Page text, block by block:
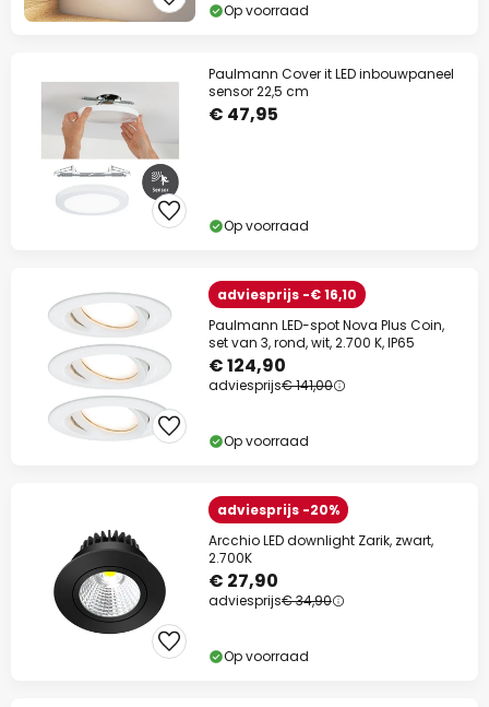
Op voorraad
Paulmann Cover it LED inbouwpaneel
sensor 22,5 cm
€ 47,95
Op voorraad
adviesprijs -€ 16,10
Paulmann LED-spot Nova Plus Coin,
set van 3, rond, wit, 2.700 K, IP65
€ 124,90
adviesprijs€ 141,00
Op voorraad
adviesprijs -20%
Arcchio LED downlight Zarik, zwart,
2.700K
€ 27,90
adviesprijs€ 34,90
Op voorraad